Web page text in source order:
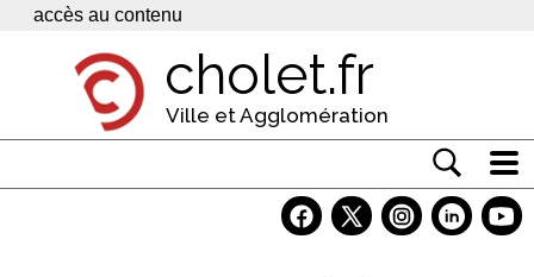
Panneau de gestion des cookies
accès au contenu
cholet.fr
Ville et Agglomération